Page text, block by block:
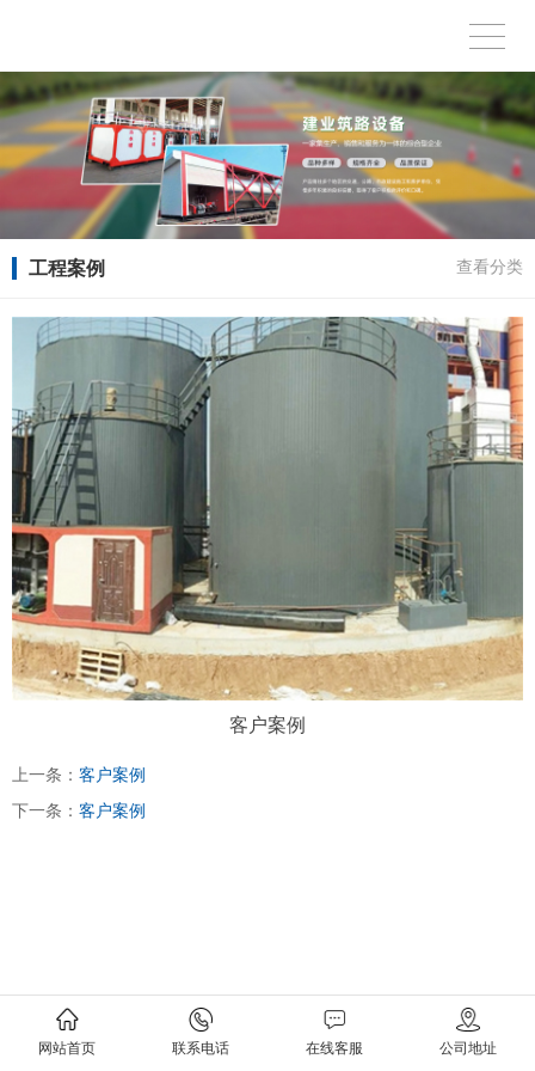
工程案例 查看分类
客户案例
上一条： 客户案例
下一条： 客户案例
网站首页 联系电话 在线客服 公司地址